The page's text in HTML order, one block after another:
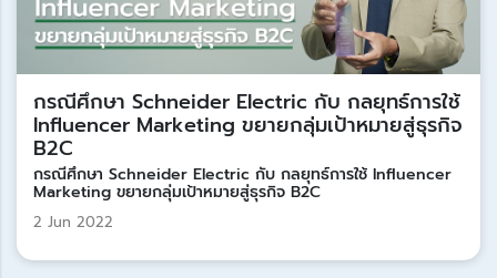
กรณีศึกษา Schneider Electric กับ กลยุทธ์การใช้
Influencer Marketing ขยายกลุ่มเป้าหมายสู่ธุรกิจ
B2C
กรณีศึกษา Schneider Electric กับ กลยุทธ์การใช้ Influencer
Marketing ขยายกลุ่มเป้าหมายสู่ธุรกิจ B2C
2 Jun 2022